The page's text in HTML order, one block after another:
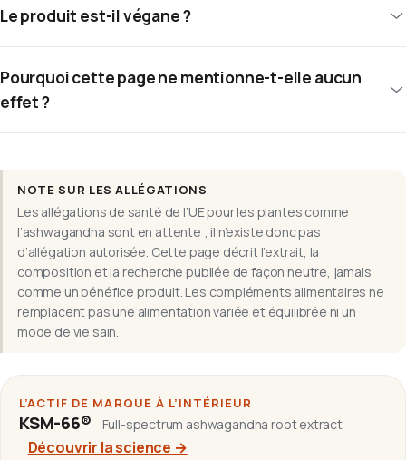
Le produit est-il végane ?
Pourquoi cette page ne mentionne-t-elle aucun
effet ?
NOTE SUR LES ALLÉGATIONS
Les allégations de santé de l’UE pour les plantes comme
l’ashwagandha sont en attente ; il n’existe donc pas
d’allégation autorisée. Cette page décrit l’extrait, la
composition et la recherche publiée de façon neutre, jamais
comme un bénéfice produit. Les compléments alimentaires ne
remplacent pas une alimentation variée et équilibrée ni un
mode de vie sain.
L’ACTIF DE MARQUE À L’INTÉRIEUR
KSM-66® Full-spectrum ashwagandha root extract
Découvrir la science →